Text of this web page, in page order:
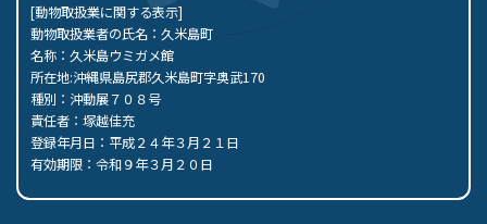
[動物取扱業に関する表示]
動物取扱業者の氏名：久米島町
名称：久米島ウミガメ館
所在地:沖縄県島尻郡久米島町字奥武170
種別：沖動展７０８号
責任者：塚越佳充
登録年月日：平成２４年３月２１日
有効期限：令和９年３月２０日